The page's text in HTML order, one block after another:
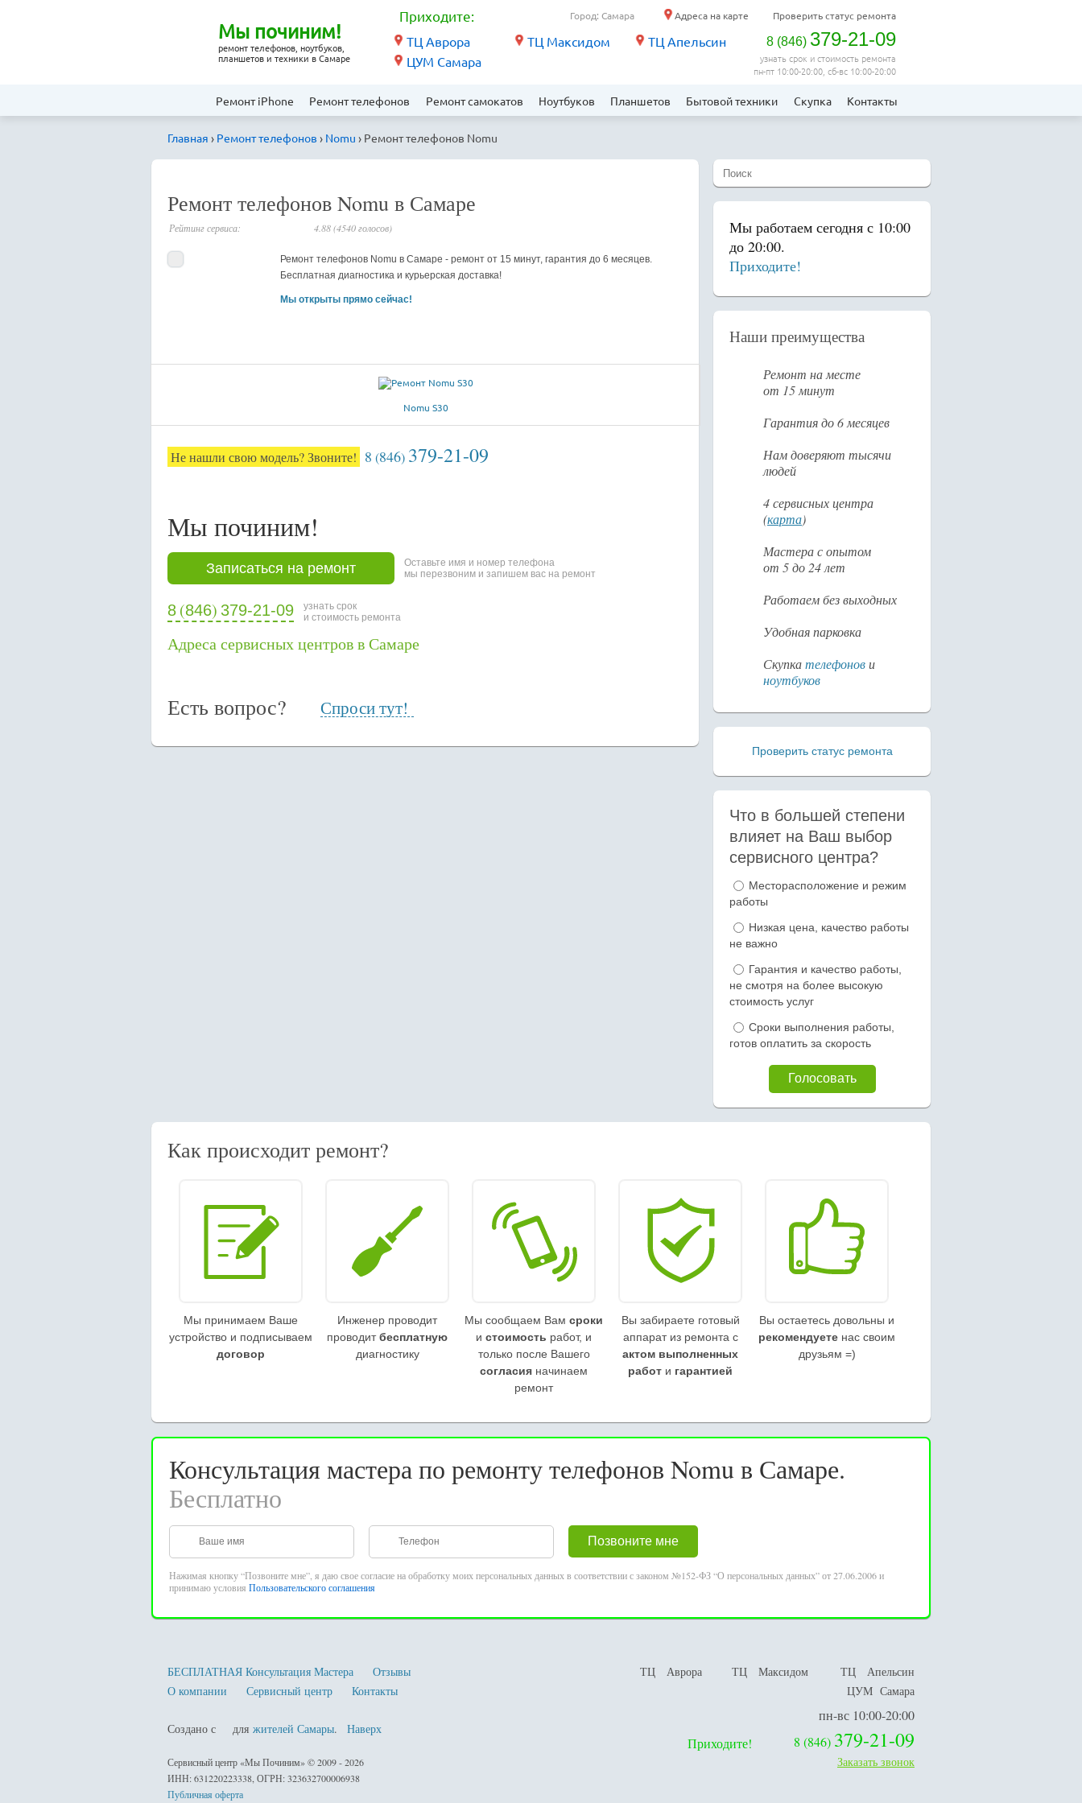
Приходите: Город: Самара Адреса на карте Проверить статус ремонта
Мы починим!
ремонт телефонов, ноутбуков,
планшетов и техники в Самаре
ТЦ Аврора ТЦ Максидом
ТЦ Апельсин
ЦУМ Самара
8 (846) 379-21-09
узнать срок и стоимость ремонта
пн-пт 10:00-20:00, сб-вс 10:00-20:00
Ремонт iPhone Ремонт телефонов Ремонт самокатов Ноутбуков Планшетов Бытовой техники Скупка Контакты
Главная › Ремонт телефонов › Nomu › Ремонт телефонов Nomu
Мы работаем сегодня с 10:00
до 20:00.
Приходите!
Наши преимущества
Ремонт на месте
от 15 минут
Гарантия до 6 месяцев
Нам доверяют тысячи
людей
4 сервисных центра
(карта)
Мастера с опытом
от 5 до 24 лет
Работаем без выходных
Удобная парковка
Скупкателефонови
ноутбуков
Проверить статус ремонта
Что в большей степени
влияет на Ваш выбор
сервисного центра?
Варианты
Месторасположение и режим
работы
Низкая цена, качество работы
не важно
Гарантия и качество работы,
не смотря на более высокую
стоимость услуг
Сроки выполнения работы,
готов оплатить за скорость
Ремонт телефонов Nomu в Самаре
Рейтинг сервиса: 4.88 (4540 голосов)
Ремонт телефонов Nomu в Самаре - ремонт от 15 минут, гарантия до 6 месяцев.
Бесплатная диагностика и курьерская доставка!
Мы открыты прямо сейчас!
Nomu S30
Не нашли свою модель? Звоните! 8 (846) 379-21-09
Мы починим!
Записаться на ремонт
Оставьте имя и номер телефона
мы перезвоним и запишем вас на ремонт
8 (846) 379-21-09
узнать срок
и стоимость ремонта
Адреса сервисных центров в Самаре
Есть вопрос? Спроси тут!
Как происходит ремонт?
Мы принимаем Ваше
устройство и подписываем
договор
Инженер проводит
проводитбесплатную
диагностику
Мы сообщаем Вам сроки
и стоимость работ, и
только после Вашего
согласия начинаем
ремонт
Вы забираете готовый
аппарат из ремонта с
актом выполненных
работ и гарантией
Вы остаетесь довольны и
рекомендуете нас своим
друзьям =)
Консультация мастера по ремонту телефонов Nomu в Самаре.
Бесплатно
Нажимая кнопку “Позвоните мне”, я даю свое согласие на обработку моих персональных данных в соответствии с законом №152-ФЗ “О персональных данных” от 27.06.2006 и
принимаю условия Пользовательского соглашения
БЕСПЛАТНАЯ Консультация Мастера
Отзывы
О компании
Сервисный центр Контакты
ТЦ Аврора ТЦ Максидом
ТЦ Апельсин
ЦУМ Самара
пн-вс 10:00-20:00
Приходите!
8 (846) 379-21-09
Создано с любовью
для жителей Самары. Наверх
Сервисный центр «Мы Починим» © 2009 - 2026
ИНН: 631220223338, ОГРН: 323632700006938
Публичная оферта
Заказать звонок